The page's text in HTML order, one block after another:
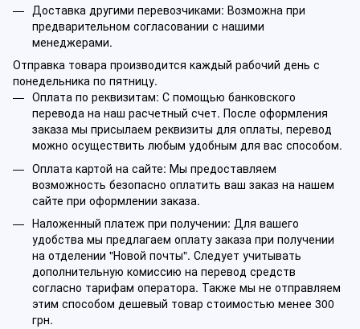
Доставка другими перевозчиками: Возможна при
предварительном согласовании с нашими
менеджерами.
Отправка товара производится каждый рабочий день с
понедельника по пятницу.
Оплата по реквизитам: С помощью банковского
перевода на наш расчетный счет. После оформления
заказа мы присылаем реквизиты для оплаты, перевод
можно осуществить любым удобным для вас способом.
Оплата картой на сайте: Мы предоставляем
возможность безопасно оплатить ваш заказ на нашем
сайте при оформлении заказа.
Наложенный платеж при получении: Для вашего
удобства мы предлагаем оплату заказа при получении
на отделении "Новой почты". Следует учитывать
дополнительную комиссию на перевод средств
согласно тарифам оператора. Также мы не отправляем
этим способом дешевый товар стоимостью менее 300
грн.